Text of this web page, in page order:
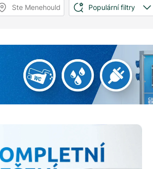
Ste Menehould Populární filtry